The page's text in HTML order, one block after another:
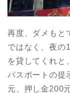
再度、ダメもと
ではなく、夜の
を貸してくれと
パスポートの提
元、押し金200